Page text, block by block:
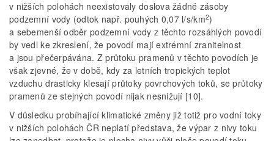
v nižších polohách neexistovaly doslova žádné zásoby
podzemní vody (odtok např. pouhých 0,07 l/s/km2)
a sebemenší odběr podzemní vody z těchto rozsáhlých povodí
by vedl ke zkreslení, že povodí mají extrémní zranitelnost
a jsou přečerpávána. Z průtoku pramenů v těchto povodích je
však zjevné, že v době, kdy za letních tropických teplot
vzduchu drasticky klesají průtoky povrchových toků, se průtoky
pramenů ze stejných povodí nijak nesnižují [10].
V důsledku probíhající klimatické změny již totiž pro vodní toky
v nižších polohách ČR neplatí představa, že výpar z nivy toku